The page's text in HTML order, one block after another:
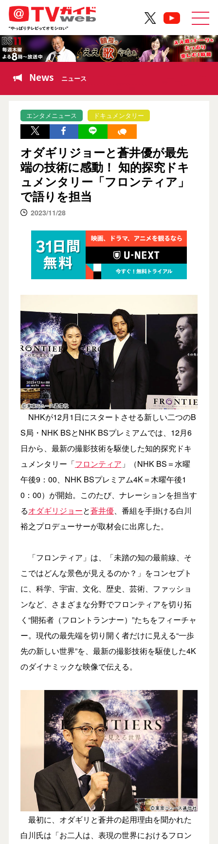
News ニュース
エンタメニュース ドキュメンタリー
オダギリジョーと蒼井優が最先
端の技術に感動！ 知的探究ドキ
ュメンタリー「フロンティア」
で語りを担当
2023/11/28
NHKが12月1日にスタートさせる新しい二つのB
S局・NHK BSとNHK BSプレミアムでは、12月6
日から、最新の撮影技術を駆使した知的探究ドキ
ュメンタリー「フロンティア 」（NHK BS＝水曜
午後9：00、NHK BSプレミアム4K＝木曜午後1
0：00）が開始。このたび、ナレーションを担当す
るオダギリジョーと蒼井優、番組を手掛ける白川
裕之プロデューサーが取材会に出席した。
「フロンティア」は、「未踏の知の最前線、そ
こではどんな景色が見えるのか？」をコンセプト
に、科学、宇宙、文化、歴史、芸術、ファッショ
ンなど、さまざまな分野でフロンティアを切り拓
く“開拓者（フロントランナー）”たちをフィーチャ
ー。現代の最先端を切り開く者だけに見える“一歩
先の新しい世界”を、最新の撮影技術を駆使した4K
のダイナミックな映像で伝える。
最初に、オダギリと蒼井の起用理由を聞かれた
白川氏は「お二人は、表現の世界におけるフロン